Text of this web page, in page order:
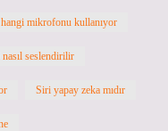
mikrofonu kullanıyor
seslendirilir
Siri yapay zeka mıdır